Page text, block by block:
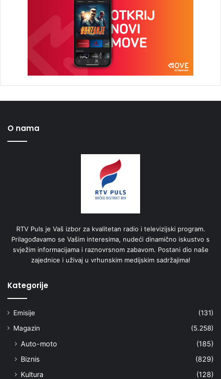
O nama
RTV Puls je Vaš izbor za kvalitetan radio i televizijski program.
Prilagođavamo se Vašim interesima, nudeći dinamično iskustvo s
svježim informacijama i raznovrsnom zabavom. Postani dio naše
zajednice i uživaj u vrhunskim medijskim sadržajima!
Kategorije
Emisije
(131)
Magazin
(5.258)
Auto-moto
(185)
Biznis
(829)
Kultura
(128)